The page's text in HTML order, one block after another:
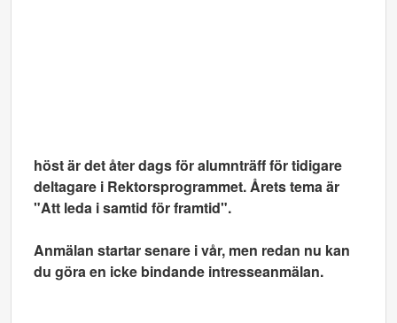
höst är det åter dags för alumnträff för tidigare
deltagare i Rektorsprogrammet. Årets tema är
"Att leda i samtid för framtid".
Anmälan startar senare i vår, men redan nu kan
du göra en icke bindande intresseanmälan.